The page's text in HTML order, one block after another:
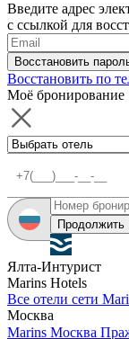
Введите адрес
с ссылкой для
Восстановить
Восстановить по
Моё бронирование
Продолжить
Ялта-Интурист
Marins Hotels
Все отели сети
Москва
Marins Москва